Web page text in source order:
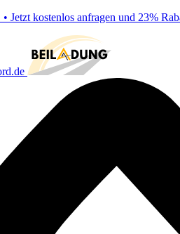
• Jetzt kostenlos anfragen und 23%